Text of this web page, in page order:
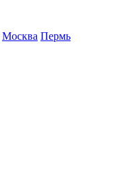
Москва Пермь